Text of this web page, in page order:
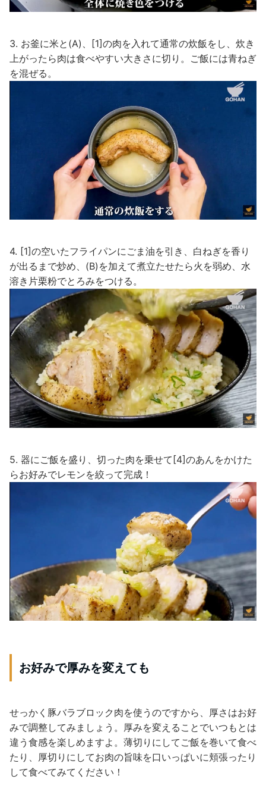
3. お釜に米と(A)、[1]の肉を入れて通常の炊飯をし、炊き
上がったら肉は食べやすい大きさに切り。ご飯には青ねぎ
を混ぜる。
4. [1]の空いたフライパンにごま油を引き、白ねぎを香り
が出るまで炒め、(B)を加えて煮立たせたら火を弱め、水
溶き片栗粉でとろみをつける。
5. 器にご飯を盛り、切った肉を乗せて[4]のあんをかけた
らお好みでレモンを絞って完成！
お好みで厚みを変えても
せっかく豚バラブロック肉を使うのですから、厚さはお好
みで調整してみましょう。厚みを変えることでいつもとは
違う食感を楽しめますよ。薄切りにしてご飯を巻いて食べ
たり、厚切りにしてお肉の旨味を口いっぱいに頬張ったり
して食べてみてください！